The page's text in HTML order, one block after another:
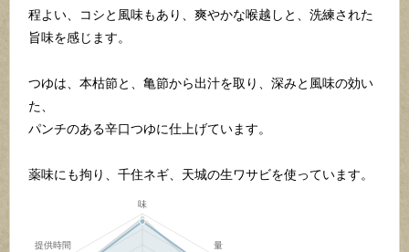
程よい、コシと風味もあり、爽やかな喉越しと、洗練された
旨味を感じます。
つゆは、本枯節と、亀節から出汁を取り、深みと風味の効い
た、
パンチのある辛口つゆに仕上げています。
薬味にも拘り、千住ネギ、天城の生ワサビを使っています。